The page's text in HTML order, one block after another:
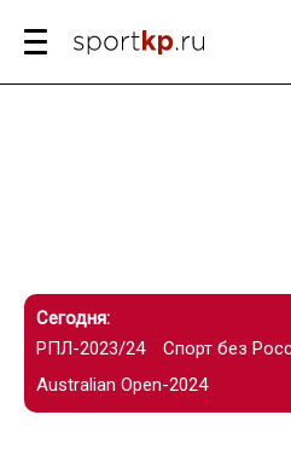
Сегодня:
РПЛ-2023/24
Спорт без
Australian Open-2024